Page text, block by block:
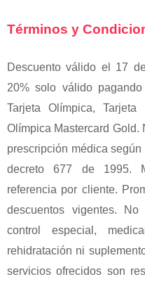
Términos y
Descuento válido el 17
20% solo válido
Tarjeta Olímpica,
Olímpica Mastercard Gold.
prescripción médica
decreto 677 de 1995.
referencia por cliente.
descuentos vigentes.
control especial,
rehidratación ni
servicios ofrecidos son